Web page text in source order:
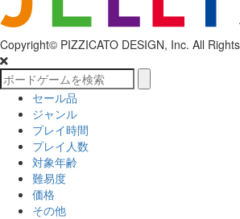
Copyright© PIZZICATO DESIGN, Inc. All
セール品
ジャンル
プレイ時間
プレイ人数
対象年齢
難易度
価格
その他